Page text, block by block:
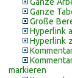
Ganze
Große
Hyperlink
Hyperlink
markieren